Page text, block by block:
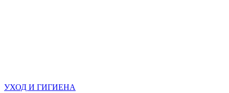
УХОД И ГИГИЕНА